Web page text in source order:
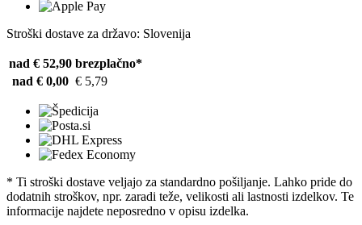
Stroški dostave za državo: Slovenija
nad € 52,90 brezplačno*
nad € 0,00 € 5,79
* Ti stroški dostave veljajo za standardno pošiljanje. Lahko pride do
dodatnih stroškov, npr. zaradi teže, velikosti ali lastnosti izdelkov. Te
informacije najdete neposredno v opisu izdelka.